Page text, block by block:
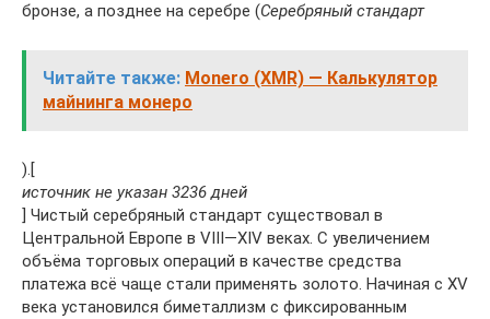
бронзе, а позднее на серебре (Серебряный стандарт
Читайте также: Monero (XMR) — Калькулятор
майнинга монеро
).[
источник не указан 3236 дней
] Чистый серебряный стандарт существовал в
Центральной Европе в VIII—XIV веках. С увеличением
объёма торговых операций в качестве средства
платежа всё чаще стали применять золото. Начиная с XV
века установился биметаллизм с фиксированным